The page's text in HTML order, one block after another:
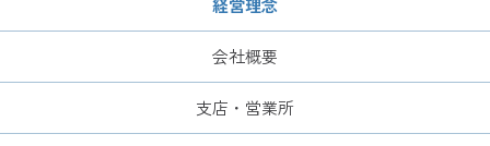
経営理念
会社概要
支店・営業所